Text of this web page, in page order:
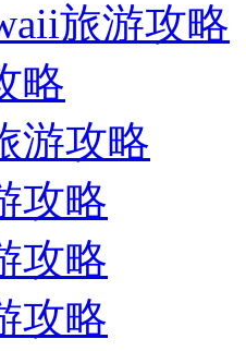
旅游攻略
略
游攻略
攻略
攻略
攻略